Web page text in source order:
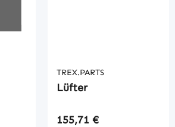
TREX.PARTS
Lüfter
Regulärer Preis:
155,71 €